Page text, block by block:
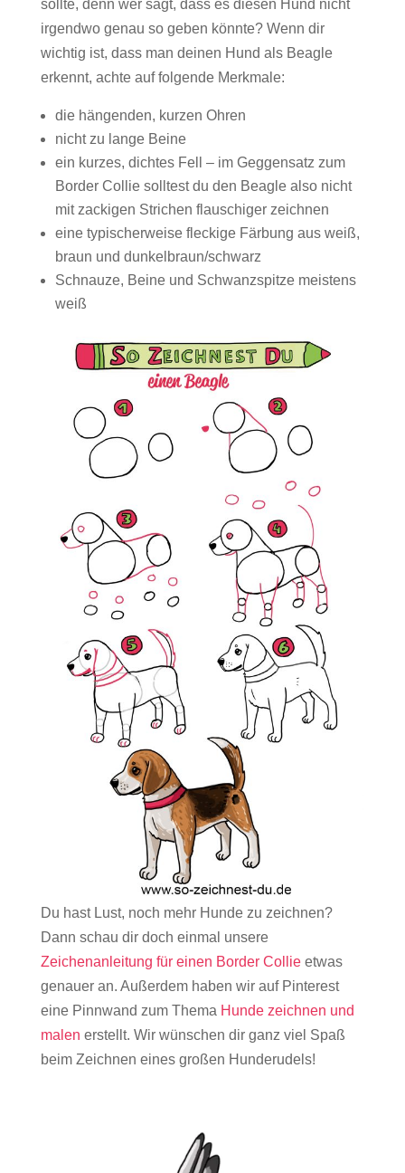
sollte, denn wer sagt, dass es diesen Hund nicht
irgendwo genau so geben könnte? Wenn dir
wichtig ist, dass man deinen Hund als Beagle
erkennt, achte auf folgende Merkmale:
die hängenden, kurzen Ohren
nicht zu lange Beine
ein kurzes, dichtes Fell – im Geggensatz zum
Border Collie solltest du den Beagle also nicht
mit zackigen Strichen flauschiger zeichnen
eine typischerweise fleckige Färbung aus weiß,
braun und dunkelbraun/schwarz
Schnauze, Beine und Schwanzspitze meistens
weiß
Du hast Lust, noch mehr Hunde zu zeichnen?
Dann schau dir doch einmal unsere
Zeichenanleitung für einen Border Collieetwas
genauer an. Außerdem haben wir auf Pinterest
eine Pinnwand zum Thema Hunde zeichnen und
malen erstellt. Wir wünschen dir ganz viel Spaß
beim Zeichnen eines großen Hunderudels!